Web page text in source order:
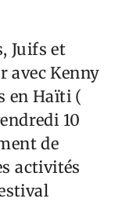
Juifs et
avec Kenny
en Haïti (
10
de
activités